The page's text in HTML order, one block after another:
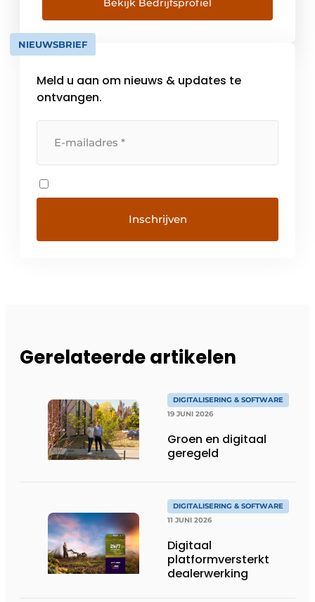
het gebied van bedrijfssoftware waardoor
ondernemers tijd hebben voor […]
Bekijk Bedrijfsprofiel
NIEUWSBRIEF
Meld u aan om nieuws & updates te
ontvangen.
Gerelateerde artikelen
DIGITALISERING & SOFTWARE
19 JUNI 2026
Groen en digitaal
geregeld
DIGITALISERING & SOFTWARE
11 JUNI 2026
Digitaal
platformversterkt
dealerwerking